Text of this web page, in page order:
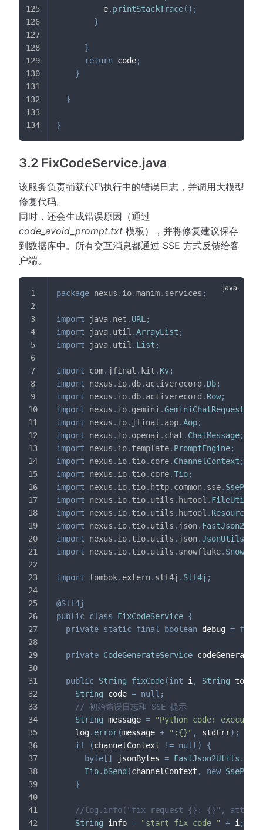
          e
. printStackTrace( ) ;
}
}
return code;
}
}
}
3.2 FixCodeService.java
该服务负责捕获代码执行中的错误日志，并调用大模型
修复代码。
同时，还会生成错误原因（通过
code_avoid_prompt.txt 模板），并将修复建议保存
到数据库中。所有交互消息都通过 SSE 方式反馈给客
户端。
package nexus . io.manim. services ;
import java. net . URL ;
import
java. util .ArrayList ;
import
java. util . List ;
import com. jfinal . kit . Kv;
import
nexus . io. db. activerecord . Db;
import
nexus . io. db. activerecord . Row;
import
nexus . io. gemini .GeminiChatRequestVo
import
nexus . io. jfinal . aop.Aop;
import
nexus . io. openai . chat . ChatMessage;
import
nexus . io. template. PromptEngine;
import
nexus . io. tio. core. ChannelContext ;
import
nexus . io. tio. core.Tio;
import
nexus . io. tio. http. common. sse.
import
nexus . io. tio. utils . hutool . FileUtil
import
nexus . io. tio. utils . hutool .
import
nexus . io. tio. utils . json.
import
nexus . io. tio. utils . json.JsonUtils
import
nexus . io. tio. utils . snowflake.
import lombok. extern. slf4j . Slf4j ;
@Slf4j
public class FixCodeService {
private static final boolean debug = false
private CodeGenerateService
public String fixCode(int i , String topic
String code = null ;
// 初始错误日志和 SSE 提示
String message =
"Python code:
    log
. error(message + ":{}" , stdErr) ;
if
(channelContext != null )
{
byte [ ] jsonBytes = FastJson2Utils .
Tio. bSend (channelContext , new
}
//log.info("fix request {}: {}", attempt,
String info = "start fix code " + i ;